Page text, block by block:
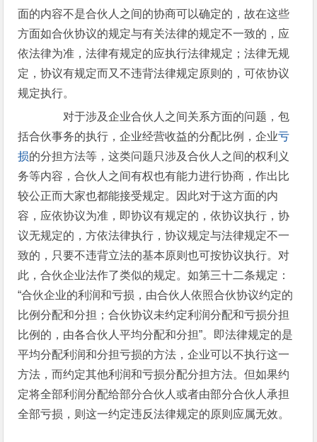
面的内容不是合伙人之间的协商可以确定的，故在这些
方面如合伙协议的规定与有关法律的规定不一致的，应
依法律为准，法律有规定的应执行法律规定；法律无规
定，协议有规定而又不违背法律规定原则的，可依协议
规定执行。
对于涉及企业合伙人之间关系方面的问题，包
括合伙事务的执行，企业经营收益的分配比例，企业亏
损的分担方法等，这类问题只涉及合伙人之间的权利义
务等内容，合伙人之间有权也有能力进行协商，作出比
较公正而大家也都能接受规定。因此对于这方面的内
容，应依协议为准，即协议有规定的，依协议执行，协
议无规定的，方依法律执行，协议规定与法律规定不一
致的，只要不违背立法的基本原则也可按协议执行。对
此，合伙企业法作了类似的规定。如第三十二条规定：
“合伙企业的利润和亏损，由合伙人依照合伙协议约定的
比例分配和分担；合伙协议未约定利润分配和亏损分担
比例的，由各合伙人平均分配和分担”。即法律规定的是
平均分配利润和分担亏损的方法，企业可以不执行这一
方法，而约定其他利润和亏损分配分担方法。但如果约
定将全部利润分配给部分合伙人或者由部分合伙人承担
全部亏损，则这一约定违反法律规定的原则应属无效。